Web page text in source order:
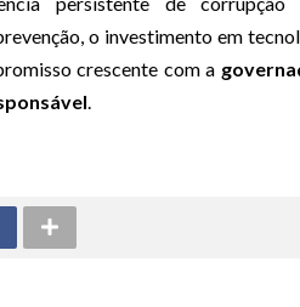
o investimento em
crescente com a
.